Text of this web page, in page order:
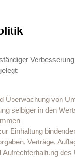
Überwachung von
selbiger in den
Einhaltung
Verträge,
Aufrechterhaltung